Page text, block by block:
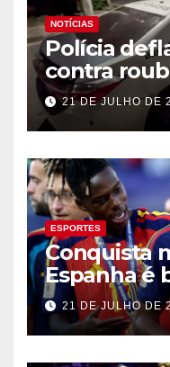
NOTÍCIAS
Polícia
contra
21 DE JULHO DE
ESPORTES
Conquista
Espanha é
filhos de
21 DE JULHO DE